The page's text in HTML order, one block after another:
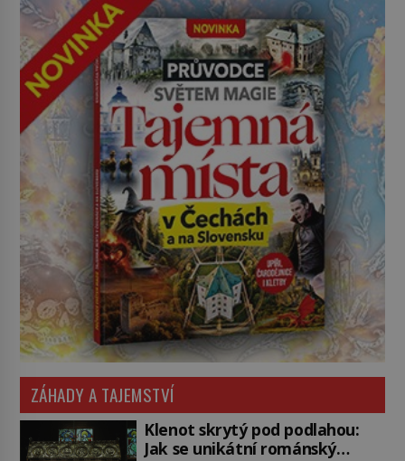
ZÁHADY A TAJEMSTVÍ
Klenot skrytý pod podlahou:
Jak se unikátní románský